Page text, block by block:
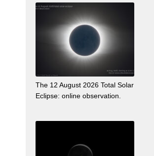
The 12 August 2026 Total Solar
Eclipse: online observation.